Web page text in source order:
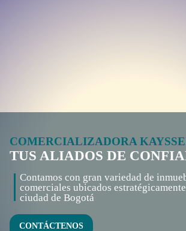
COMERCIALIZADORA
TUS ALIADOS DE
Contamos con gran variedad de
comerciales ubicados
ciudad de Bogotá
CONTÁCTENOS